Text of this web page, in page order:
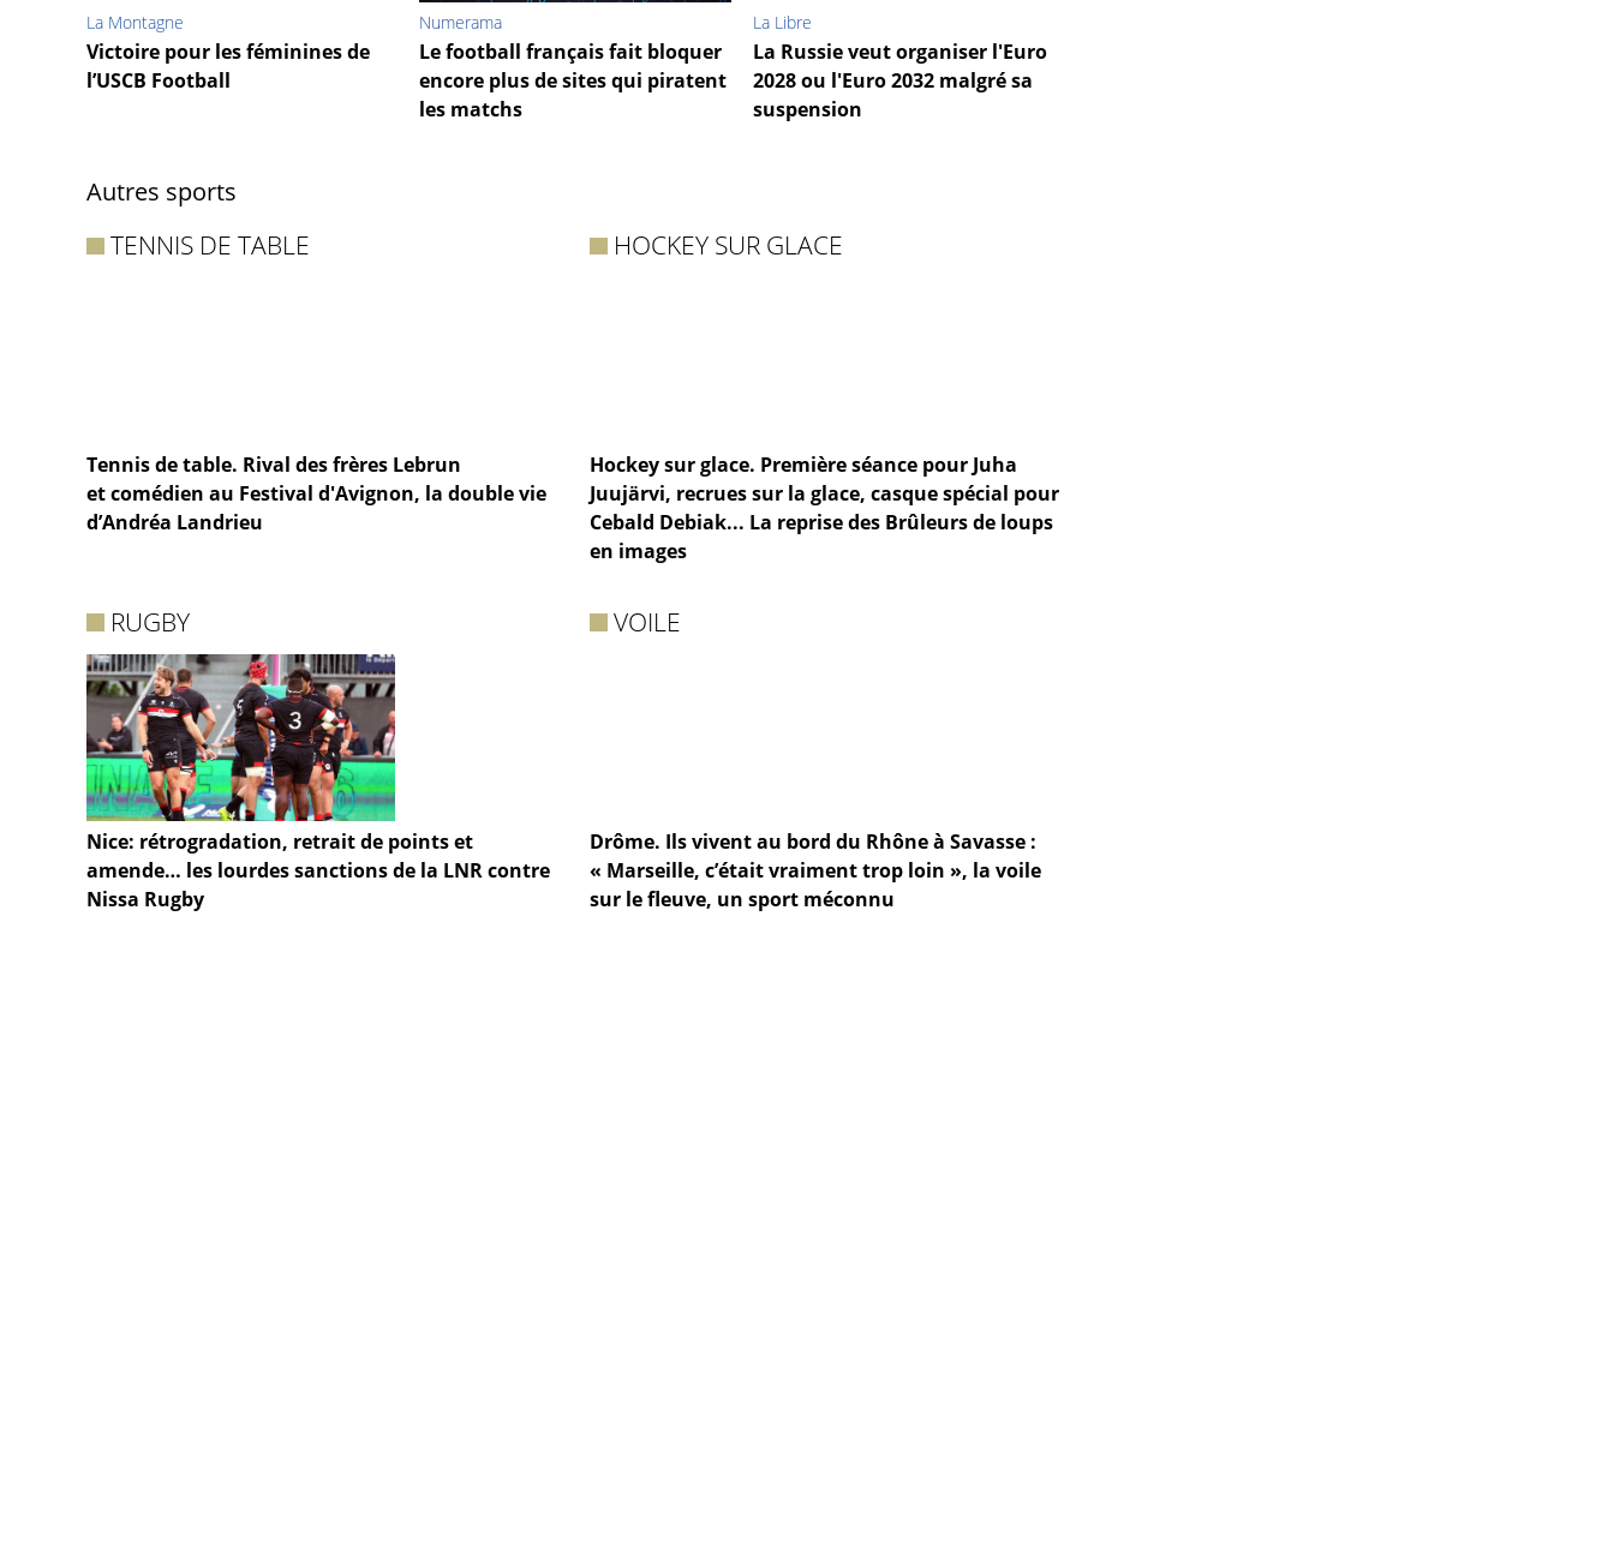
La Montagne
Victoire pour les féminines de
l’USCB Football
Numerama
Le football français fait bloquer
encore plus de sites qui piratent
les matchs
La Libre
La Russie veut organiser l'Euro
2028 ou l'Euro 2032 malgré sa
suspension
Autres sports
TENNIS DE TABLE
Tennis de table. Rival des frères Lebrun
et comédien au Festival d'Avignon, la double vie
d’Andréa Landrieu
HOCKEY SUR GLACE
Hockey sur glace. Première séance pour Juha
Juujärvi, recrues sur la glace, casque spécial pour
Cebald Debiak... La reprise des Brûleurs de loups
en images
RUGBY
Nice: rétrogradation, retrait de points et
amende… les lourdes sanctions de la LNR contre
Nissa Rugby
VOILE
Drôme. Ils vivent au bord du Rhône à Savasse :
« Marseille, c’était vraiment trop loin », la voile
sur le fleuve, un sport méconnu